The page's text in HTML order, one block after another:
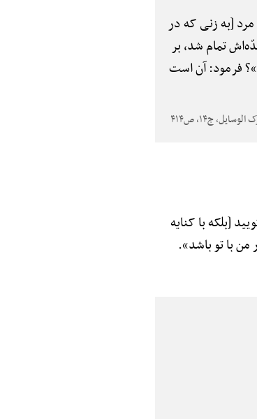
[به زنی که در
تمام شد، بر
فرمود: آن است
[بلکه با کنایه
با تو باشد».